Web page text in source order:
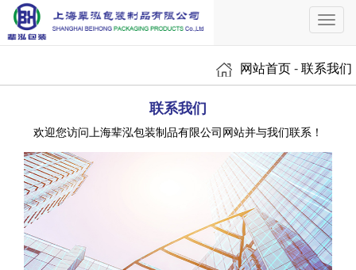
网站首页 - 联系我们
联系我们
欢迎您访问上海辈泓包装制品有限公司网站并与我们联系！